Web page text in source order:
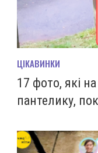
ЦІКАВИНКИ
17 фото, які
пантелику,